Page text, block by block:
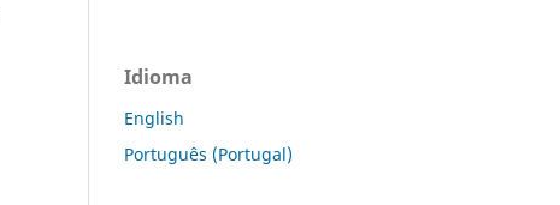
Idioma
English
Português (Portugal)